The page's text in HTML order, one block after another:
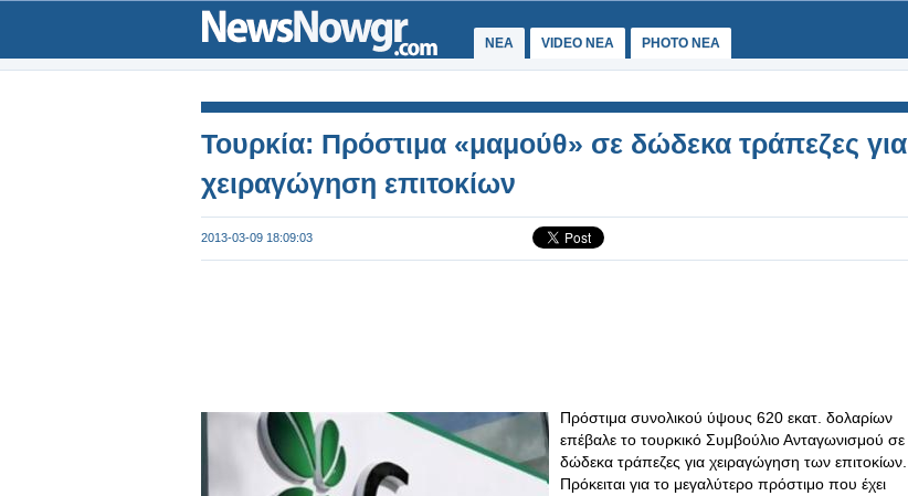
ΝΕΑ VIDEO NEA PHOTO NEA
Τουρκία: Πρόστιμα «μαμούθ» σε δώδεκα τράπεζες για
χειραγώγηση επιτοκίων
2013-03-09 18:09:03
Πρόστιμα συνολικού ύψους 620 εκατ. δολαρίων
επέβαλε το τουρκικό Συμβούλιο Ανταγωνισμού σε
δώδεκα τράπεζες για χειραγώγηση των επιτοκίων.
Πρόκειται για το μεγαλύτερο πρόστιμο που έχει